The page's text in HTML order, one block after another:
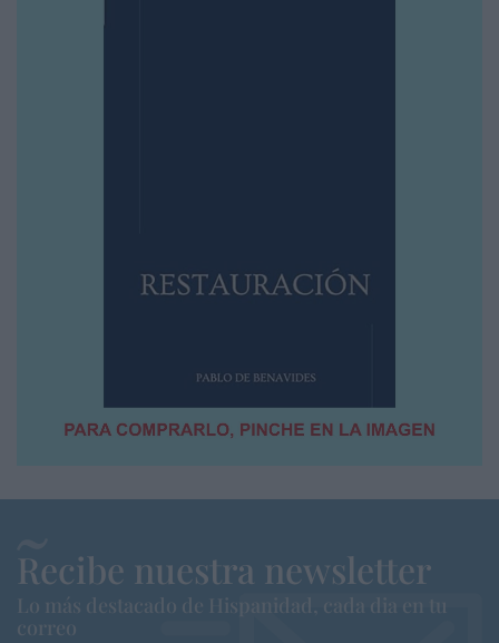
Recibe nuestra newsletter
Lo más destacado de Hispanidad, cada dia en tu
correo